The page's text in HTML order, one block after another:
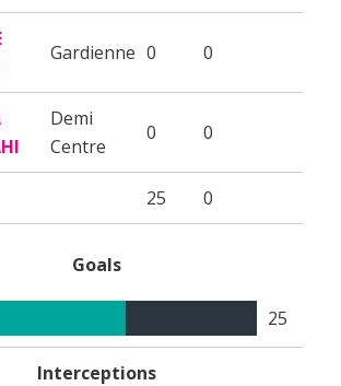
Gardienne 0 0
Demi
Centre
0 0
25 0
Goals
25
Interceptions